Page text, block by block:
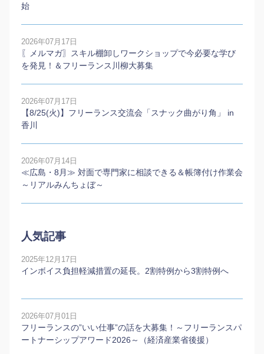
始
2026年07月17日
〖メルマガ〗スキル棚卸しワークショップで今必要な学び
を発見！＆フリーランス川柳大募集
2026年07月17日
【8/25(火)】フリーランス交流会「スナック曲がり角」 in
香川
2026年07月14日
≪広島・8月≫ 対面で専門家に相談できる＆帳簿付け作業会
～リアルみんちょぼ～
人気記事
2025年12月17日
インボイス負担軽減措置の延長。2割特例から3割特例へ
2026年07月01日
フリーランスの”いい仕事”の話を大募集！～フリーランスパ
ートナーシップアワード2026～（経済産業省後援）